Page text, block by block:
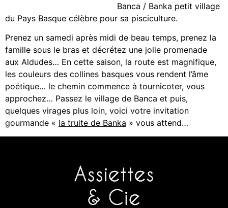
Banca / Banka petit village
du Pays Basque célèbre pour sa pisciculture.
Prenez un samedi après midi de beau temps, prenez la
famille sous le bras et décrétez une jolie promenade
aux Aldudes… En cette saison, la route est magnifique,
les couleurs des collines basques vous rendent l’âme
poétique… le chemin commence à tournicoter, vous
approchez… Passez le village de Banca et puis,
quelques virages plus loin, voici votre invitation
gourmande « la truite de Banka » vous attend…